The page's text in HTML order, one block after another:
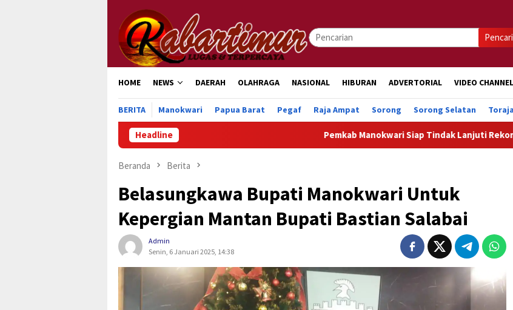
konten
HOME NEWS DAERAH OLAHRAGA NASIONAL HIBURAN ADVERTORIAL VIDEO CHANNEL
BERITA Manokwari Papua Barat Pegaf Raja Ampat Sorong Sorong Selatan Toraja
Headline Pemkab Manokwari Siap Tindak Lanjuti Rekomendasi
Beranda Berita
Belasungkawa Bupati Manokwari Untuk
Kepergian Mantan Bupati Bastian Salabai
Admin
Senin, 6 Januari 2025, 14:38